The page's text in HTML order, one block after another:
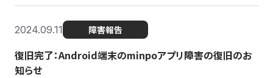
2024.09.11 障害報告
復旧完了：Android端末のminpoアプリ障害の復旧のお
知らせ